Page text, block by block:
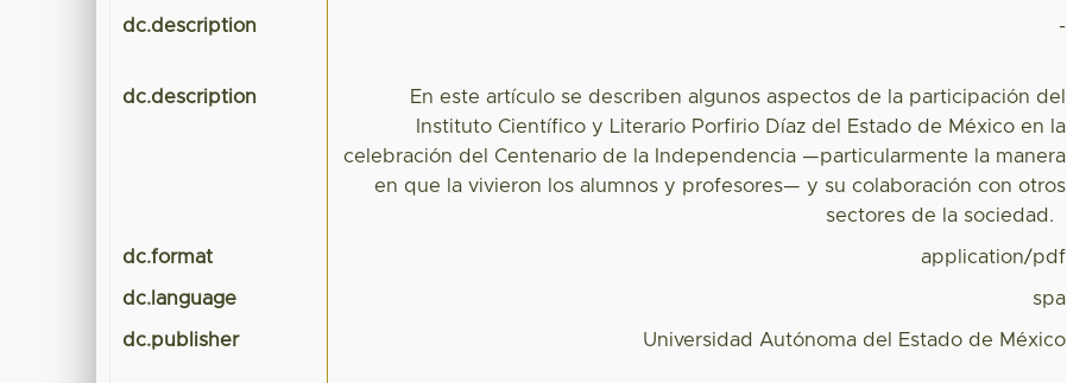
dc.description -
dc.description
En este artículo se describen algunos aspectos de la participación del
Instituto Científico y Literario Porfirio Díaz del Estado de México en la
celebración del Centenario de la Independencia —particularmente la manera
en que la vivieron los alumnos y profesores— y su colaboración con otros
sectores de la sociedad.
dc.format application/pdf
dc.language spa
dc.publisher Universidad Autónoma del Estado de México